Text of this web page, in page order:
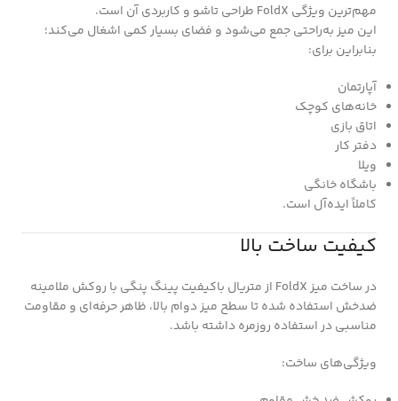
مهم‌ترین ویژگی FoldX طراحی تاشو و کاربردی آن است.
این میز به‌راحتی جمع می‌شود و فضای بسیار کمی اشغال می‌کند؛
بنابراین برای:
آپارتمان
خانه‌های کوچک
اتاق بازی
دفتر کار
ویلا
باشگاه خانگی
کاملاً ایده‌آل است.
کیفیت ساخت بالا
در ساخت میز FoldX از متریال باکیفیت پینگ پنگی با روکش ملامینه
ضدخش استفاده شده تا سطح میز دوام بالا، ظاهر حرفه‌ای و مقاومت
مناسبی در استفاده روزمره داشته باشد.
ویژگی‌های ساخت: